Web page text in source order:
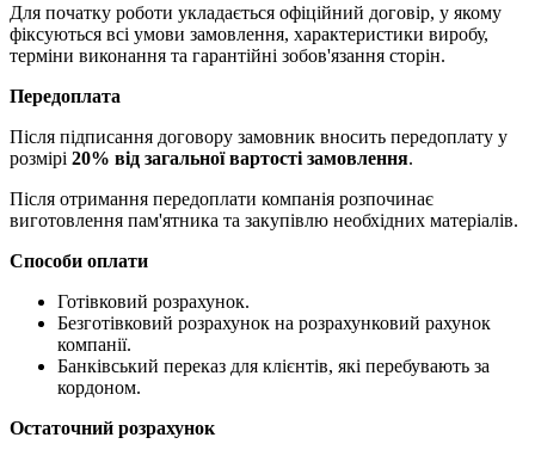
Для початку роботи укладається офіційний договір, у якому
фіксуються всі умови замовлення, характеристики виробу,
терміни виконання та гарантійні зобов'язання сторін.
Передоплата
Після підписання договору замовник вносить передоплату у
розмірі 20% від загальної вартості замовлення.
Після отримання передоплати компанія розпочинає
виготовлення пам'ятника та закупівлю необхідних матеріалів.
Способи оплати
Готівковий розрахунок.
Безготівковий розрахунок на розрахунковий рахунок
компанії.
Банківський переказ для клієнтів, які перебувають за
кордоном.
Остаточний розрахунок